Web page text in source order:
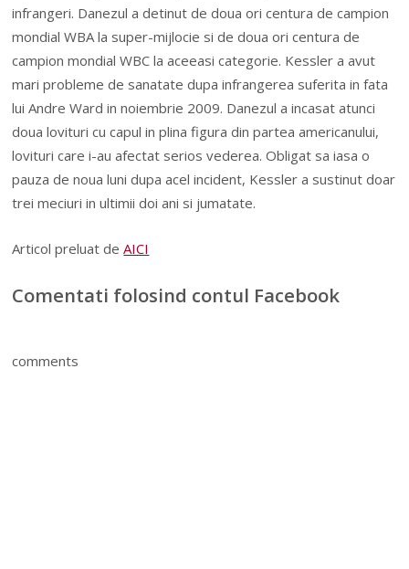
infrangeri. Danezul a detinut de doua ori centura de campion
mondial WBA la super-mijlocie si de doua ori centura de
campion mondial WBC la aceeasi categorie. Kessler a avut
mari probleme de sanatate dupa infrangerea suferita in fata
lui Andre Ward in noiembrie 2009. Danezul a incasat atunci
doua lovituri cu capul in plina figura din partea americanului,
lovituri care i-au afectat serios vederea. Obligat sa iasa o
pauza de noua luni dupa acel incident, Kessler a sustinut doar
trei meciuri in ultimii doi ani si jumatate.
Articol preluat deAICI
Comentati folosind contul Facebook
comments